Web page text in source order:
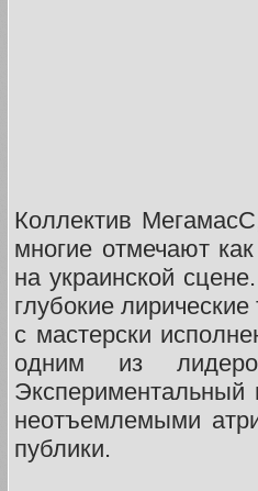
Коллектив
многие отмечают
на украинской
глубокие
с мастерски
одним из
неотъемлемыми
публики.